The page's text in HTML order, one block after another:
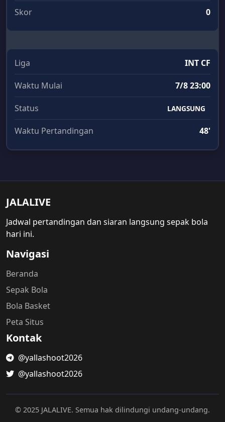
Skor 0
Liga INT CF
Waktu Mulai 7/8 23:00
Status LANGSUNG
Waktu Pertandingan 48'
JALALIVE
Jadwal pertandingan dan siaran langsung sepak bola
hari ini.
Navigasi
Beranda
Sepak Bola
Bola Basket
Peta Situs
Kontak
@yallashoot2026
@yallashoot2026
© 2025 JALALIVE. Semua hak dilindungi undang-undang.